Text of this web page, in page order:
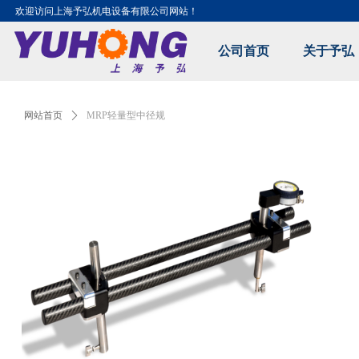
公司首页 关于予弘
欢迎访问上海予弘机电设备有限公司网站！
网站首页 ꄲ MRP轻量型中径规